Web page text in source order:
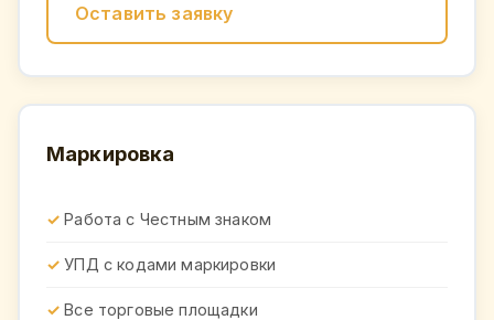
Оставить заявку
Маркировка
Работа с Честным знаком
УПД с кодами маркировки
Все торговые площадки